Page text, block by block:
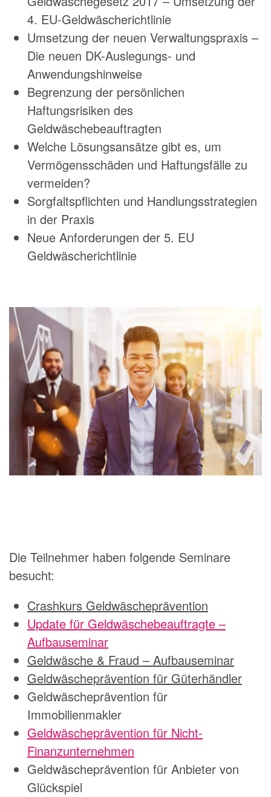
4. EU-Geldwäscherichtlinie
Umsetzung der neuen Verwaltungspraxis –
Die neuen DK-Auslegungs- und
Anwendungshinweise
Begrenzung der persönlichen
Haftungsrisiken des
Geldwäschebeauftragten
Welche Lösungsansätze gibt es, um
Vermögensschäden und Haftungsfälle zu
vermeiden?
Sorgfaltspflichten und Handlungsstrategien
in der Praxis
Neue Anforderungen der 5. EU
Geldwäscherichtlinie
Die Teilnehmer haben folgende Seminare
besucht:
Crashkurs Geldwäscheprävention
Update für Geldwäschebeauftragte –
Aufbauseminar
Geldwäsche & Fraud – Aufbauseminar
Geldwäscheprävention für Güterhändler
Geldwäscheprävention für
Immobilienmakler
Geldwäscheprävention für Nicht-
Finanzunternehmen
Geldwäscheprävention für Anbieter von
Glückspiel